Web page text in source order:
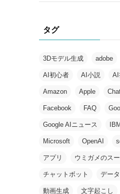
タグ
3Dモデル生成 adobe
AI初心者 AI小説 AI
Amazon Apple
Facebook FAQ
Google AIニュース IBM
Microsoft OpenAI
アプリ ウミガメのス
チャットボット デー
動画生成 文字起こし